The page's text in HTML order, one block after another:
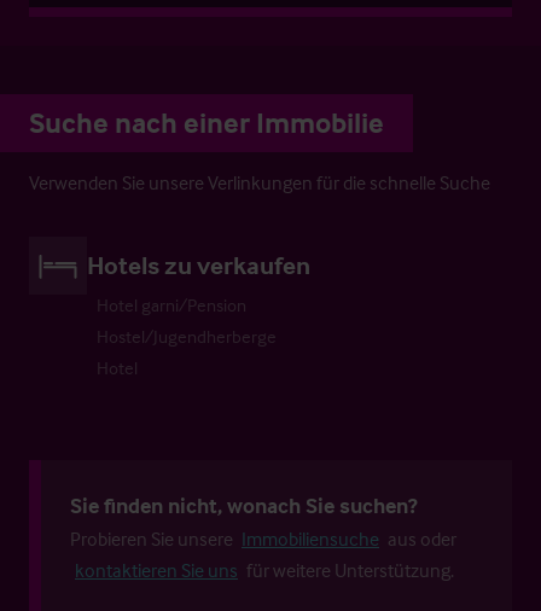
Suche nach einer Immobilie
Verwenden Sie unsere Verlinkungen für die schnelle Suche
Hotels zu verkaufen
Hotel garni/Pension
Hostel/Jugendherberge
Hotel
Sie finden nicht, wonach Sie suchen?
Probieren Sie unsere Immobiliensuche aus oder
kontaktieren Sie uns für weitere Unterstützung.